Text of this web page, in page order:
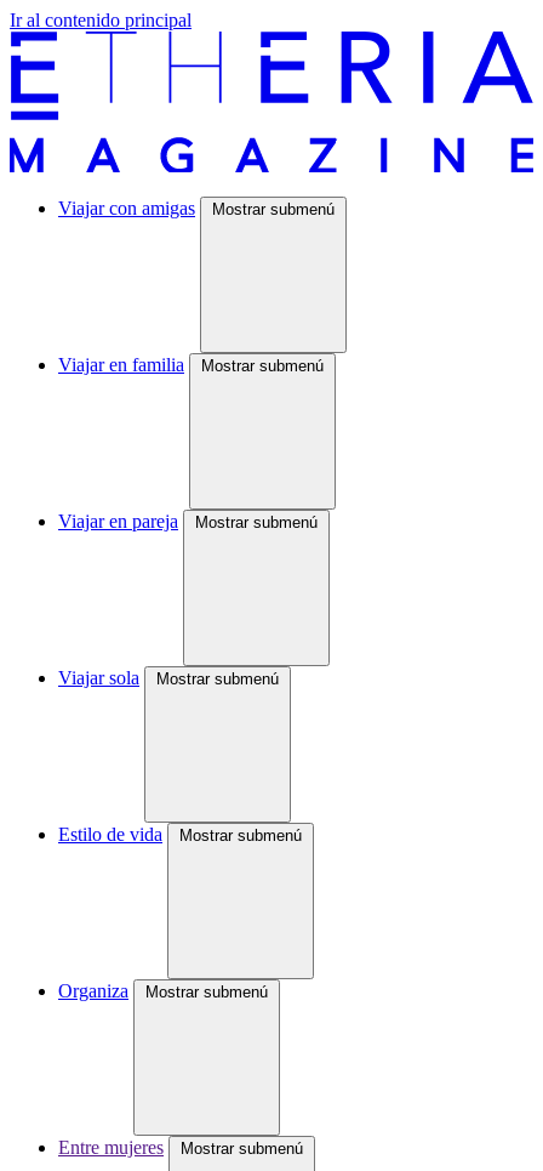
Ir al contenido principal
Viajar con amigas Mostrar submenú
Viajar en familia Mostrar submenú
Viajar en pareja Mostrar submenú
Viajar sola Mostrar submenú
Estilo de vida Mostrar submenú
Organiza Mostrar submenú
Entre mujeres Mostrar submenú